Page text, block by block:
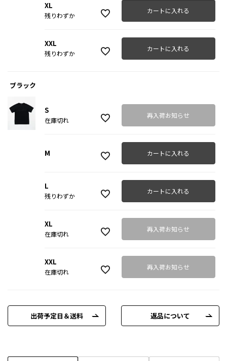
XL
残りわずか
カートに入れる
XXL
残りわずか
カートに入れる
ブラック
S
在庫切れ
再入荷お知らせ
M カートに入れる
L
残りわずか
カートに入れる
XL
在庫切れ
再入荷お知らせ
XXL
在庫切れ
再入荷お知らせ
出荷予定日＆送料 返品について